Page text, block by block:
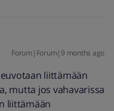
Forum|Forum|9 months ago
liittämään
mutta jos vahavarissa
liittämään